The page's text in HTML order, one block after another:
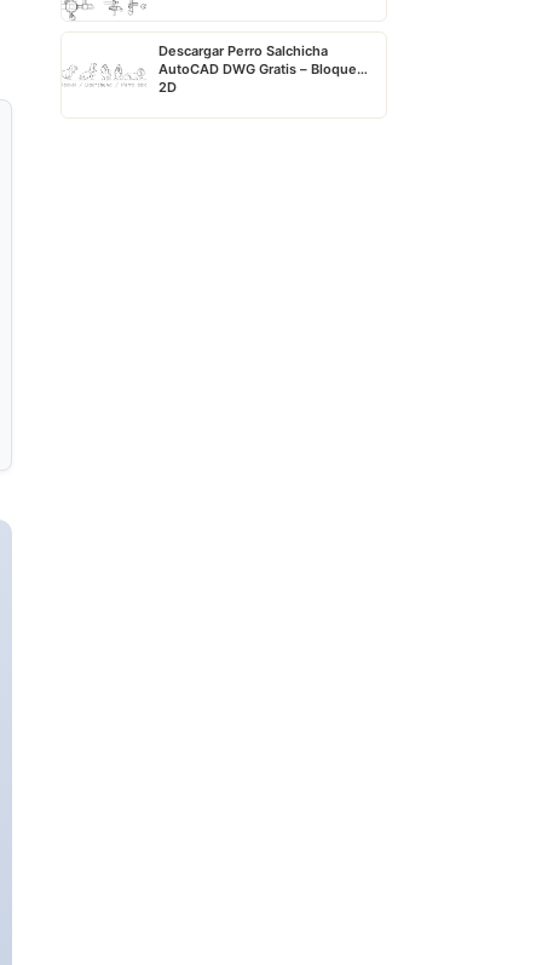
Descargar Perro Salchicha
AutoCAD DWG Gratis – Bloque
2D